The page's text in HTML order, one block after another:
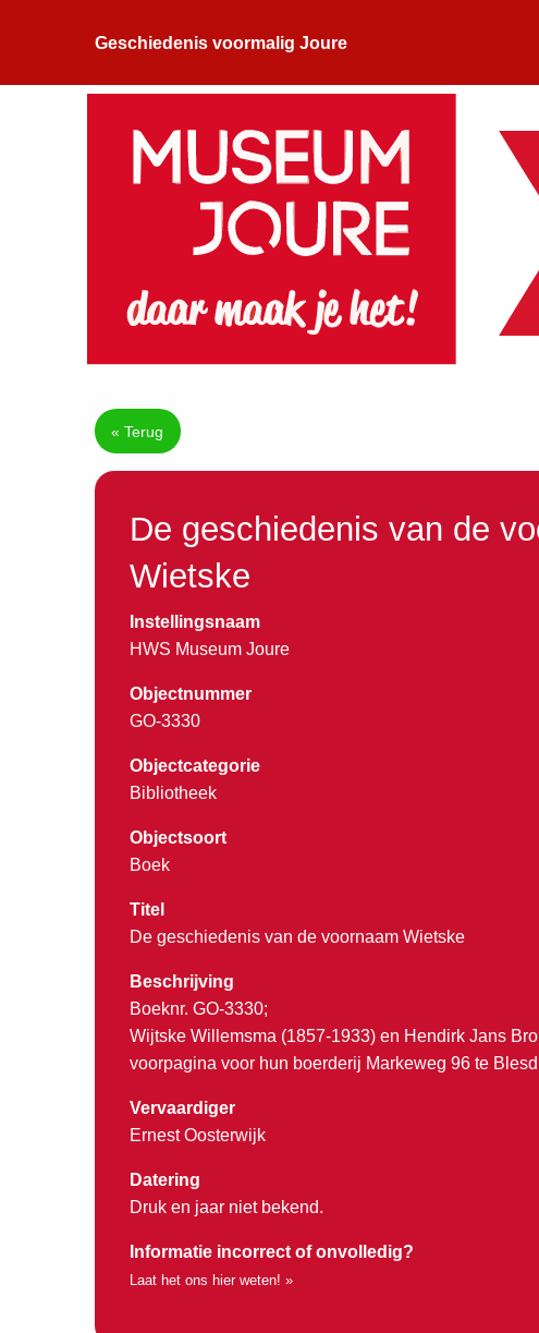
Geschiedenis voormalig Joure
« Terug
De geschiedenis van de
Wietske
Instellingsnaam
HWS Museum Joure
Objectnummer
GO-3330
Objectcategorie
Bibliotheek
Objectsoort
Boek
Titel
De geschiedenis van de voornaam Wietske
Beschrijving
Boeknr. GO-3330;
Wijtske Willemsma (1857-1933) en Hendirk Jans
voorpagina voor hun boerderij Markeweg 96 te
Vervaardiger
Ernest Oosterwijk
Datering
Druk en jaar niet bekend.
Informatie incorrect of onvolledig?
Laat het ons hier weten! »